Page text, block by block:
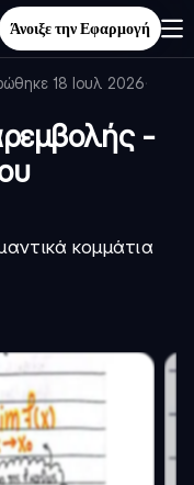
Άνοιξε την Εφαρμογή
18 Ιουλ 2026·
-
κομμάτια